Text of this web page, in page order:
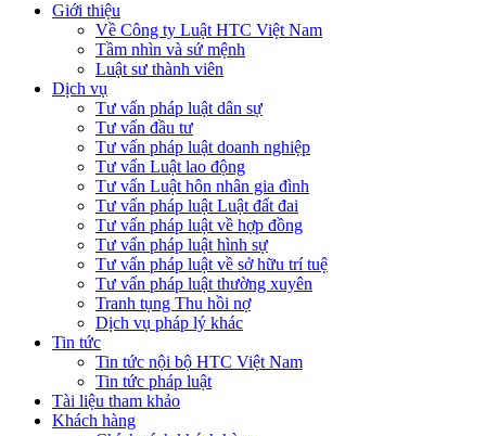
Giới thiệu
Về Công ty Luật HTC Việt Nam
Tầm nhìn và sứ mệnh
Luật sư thành viên
Dịch vụ
Tư vấn pháp luật dân sự
Tư vấn đầu tư
Tư vấn pháp luật doanh nghiệp
Tư vấn Luật lao động
Tư vấn Luật hôn nhân gia đình
Tư vấn pháp luật Luật đất đai
Tư vấn pháp luật về hợp đồng
Tư vấn pháp luật hình sự
Tư vấn pháp luật về sở hữu trí tuệ
Tư vấn pháp luật thường xuyên
Tranh tụng Thu hồi nợ
Dịch vụ pháp lý khác
Tin tức
Tin tức nội bộ HTC Việt Nam
Tin tức pháp luật
Tài liệu tham khảo
Khách hàng